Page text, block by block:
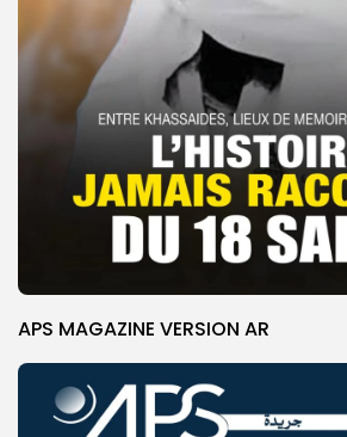
APS MAGAZINE VERSION AR